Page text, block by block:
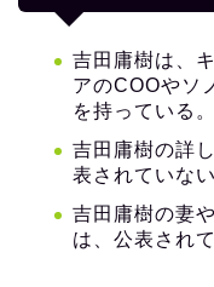
吉田庸樹は、
アのCOOやソ
を持っている。
吉田庸樹の詳
表されていない
吉田庸樹の妻
は、公表され